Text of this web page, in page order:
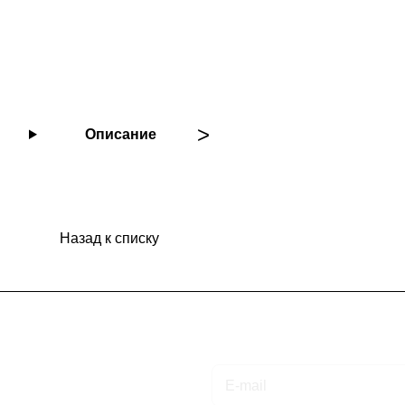
Описание
Назад к списку